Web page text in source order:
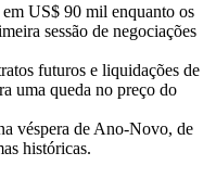
US$ 90 mil enquanto os
sessão de negociações
futuros e liquidações de
uma queda no preço do
véspera de Ano-Novo, de
históricas.